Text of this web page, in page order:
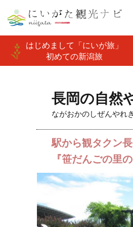
はじめまして「にいが旅」
初めての新潟旅
長岡の自然
ながおかのしぜんやれ
駅から観タクン
『笹だんごの里